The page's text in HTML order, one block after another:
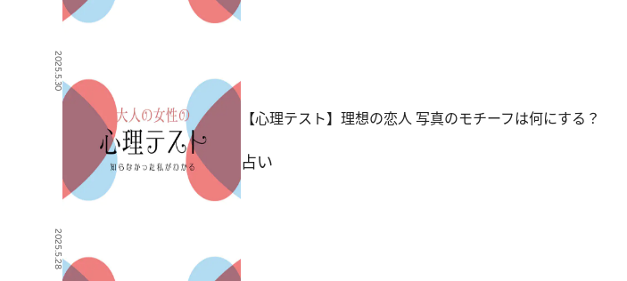
2025.5.30
【心理テスト】理想の恋人 写真のモチーフは何にする？
占い
2025.5.28